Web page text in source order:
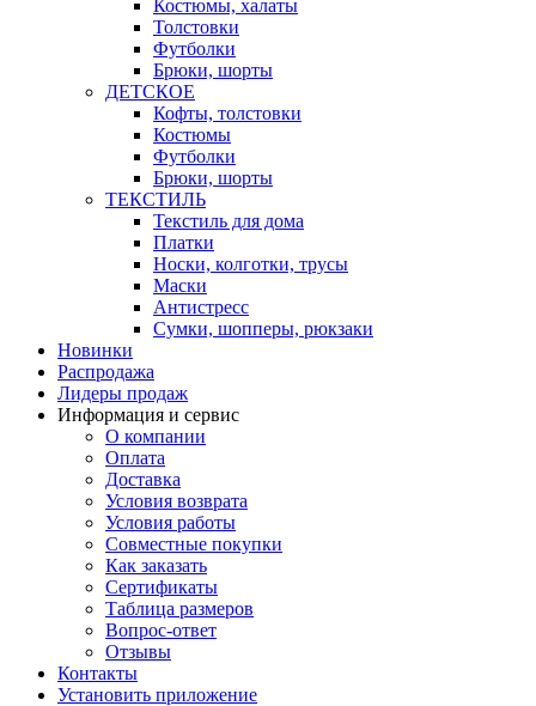
Костюмы, халаты
Толстовки
Футболки
Брюки, шорты
ДЕТСКОЕ
Кофты, толстовки
Костюмы
Футболки
Брюки, шорты
ТЕКСТИЛЬ
Текстиль для дома
Платки
Носки, колготки, трусы
Маски
Антистресс
Сумки, шопперы, рюкзаки
Новинки
Распродажа
Лидеры продаж
Информация и сервис
О компании
Оплата
Доставка
Условия возврата
Условия работы
Совместные покупки
Как заказать
Сертификаты
Таблица размеров
Вопрос-ответ
Отзывы
Контакты
Установить приложение